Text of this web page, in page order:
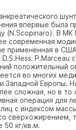
впервые была
(N.Scopinaro). В
современная
примененная в
P.Marceau
положительный
во многих
Западной Европы.
сложная, но в то
операция для
с индексом
сверхожирением,
50 кг/кв.м.